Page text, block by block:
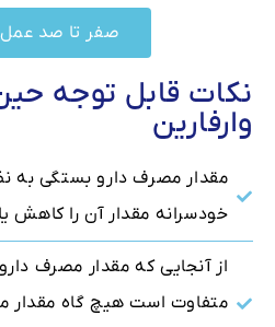
صفر تا صد عمل
نکات قابل توجه
وارفارین
مقدار مصرف دارو بستگی به
خودسرانه مقدار آن را کاهش
از آنجایی که مقدار مصرف
متفاوت است هیچ گاه مقدار